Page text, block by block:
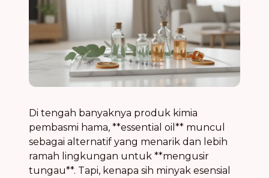
Di tengah banyaknya produk kimia
pembasmi hama, **essential oil** muncul
sebagai alternatif yang menarik dan lebih
ramah lingkungan untuk **mengusir
tungau**. Tapi, kenapa sih minyak esensial